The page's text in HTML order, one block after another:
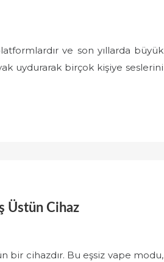
ve son yıllarda büyük
uydurarak birçok kişiye seslerini
Üstün Cihaz
bir cihazdır. Bu eşsiz vape modu,